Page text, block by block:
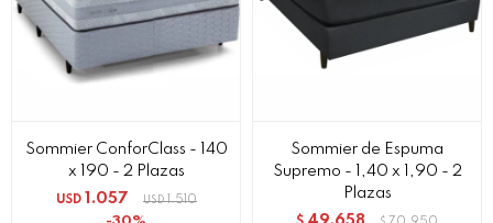
Sommier ConforClass - 140
x 190 - 2 Plazas
USD 1.057 USD 1.510
Sommier de Espuma
Supremo - 1,40 x 1,90 - 2
Plazas